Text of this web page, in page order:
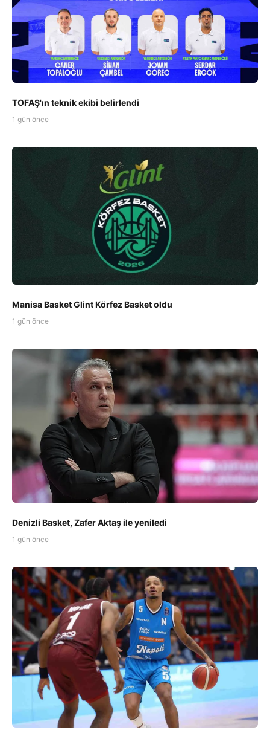
TOFAŞ'ın teknik ekibi belirlendi
1 gün önce
Manisa Basket Glint Körfez Basket oldu
1 gün önce
Denizli Basket, Zafer Aktaş ile yeniledi
1 gün önce